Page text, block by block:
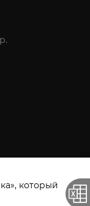
который